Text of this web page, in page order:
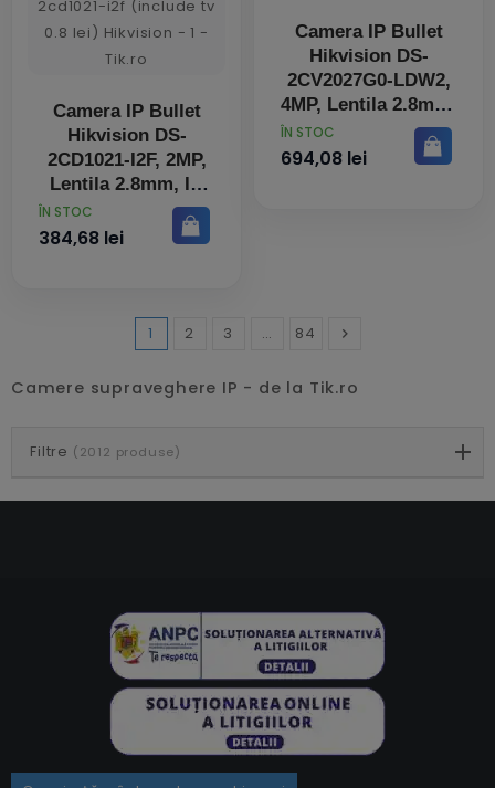
Filtre (2012 produse)
Camera IP Bullet
Hikvision DS-
2CD1021-I2F, 2MP,
Lentila 2.8mm, IR
30m, alb
PRET
ÎN STOC
384,68 lei
Camera IP Bullet
Hikvision DS-
2CV2027G0-LDW2,
4MP, Lentila 2.8mm,
IR 40m, alb
PRET
ÎN STOC
694,08 lei
1 2 3 … 84 Inainte

Camere supraveghere IP - de la Tik.ro